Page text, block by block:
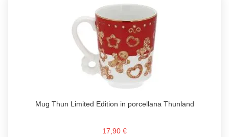
Mug Thun Limited Edition in porcellana Thunland
17,90 €